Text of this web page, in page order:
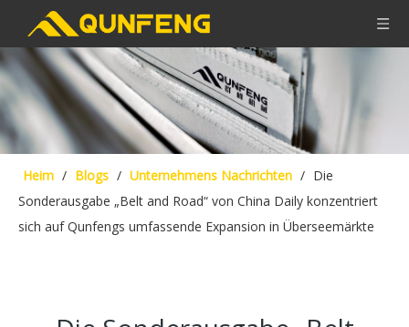
Heim / Blogs / Unternehmens Nachrichten / Die
Sonderausgabe „Belt and Road“ von China Daily konzentriert
sich auf Qunfengs umfassende Expansion in Überseemärkte